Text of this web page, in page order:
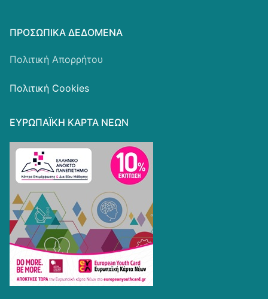
ΠΡΟΣΩΠΙΚΆ ΔΕΔΟΜΈΝΑ
Πολιτική Απορρήτου
Πολιτική Cookies
ΕΥΡΩΠΑΪΚΗ ΚΑΡΤΑ ΝΕΩΝ